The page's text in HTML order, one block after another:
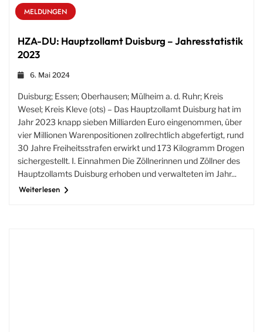
MELDUNGEN
HZA-DU: Hauptzollamt Duisburg – Jahresstatistik
2023
6. Mai 2024
Duisburg; Essen; Oberhausen; Mülheim a. d. Ruhr; Kreis
Wesel; Kreis Kleve (ots) – Das Hauptzollamt Duisburg hat im
Jahr 2023 knapp sieben Milliarden Euro eingenommen, über
vier Millionen Warenpositionen zollrechtlich abgefertigt, rund
30 Jahre Freiheitsstrafen erwirkt und 173 Kilogramm Drogen
sichergestellt. I. Einnahmen Die Zöllnerinnen und Zöllner des
Hauptzollamts Duisburg erhoben und verwalteten im Jahr...
Weiterlesen